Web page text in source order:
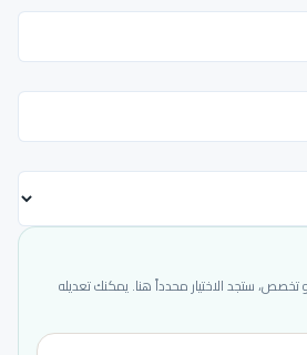
ستجد الاختيار محدداً هنا. يمكنك تعديله